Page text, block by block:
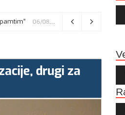
pamtim” 06/08/2026
Vance kaže da će pregovori s Iranom potrajati, odbacio navode o sukobu s Netanyahuom 06/08/2026
drugi za